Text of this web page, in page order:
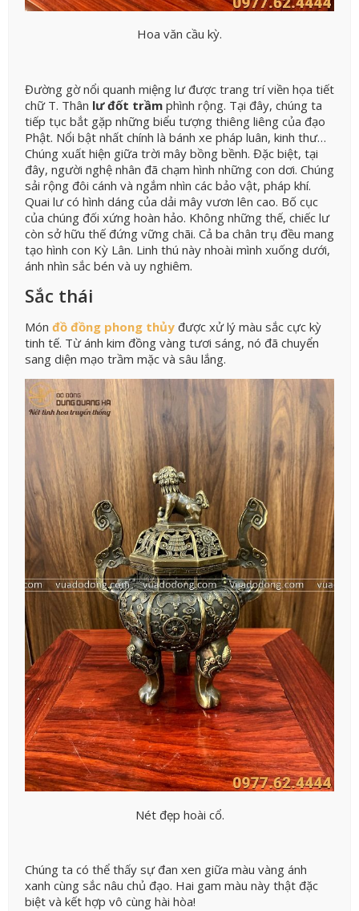
Hoa văn cầu kỳ.
Đường gờ nổi quanh miệng lư được trang trí viền họa tiết
chữ T. Thân lư đốt trầm phình rộng. Tại đây, chúng ta
tiếp tục bắt gặp những biểu tượng thiêng liêng của đạo
Phật. Nổi bật nhất chính là bánh xe pháp luân, kinh thư…
Chúng xuất hiện giữa trời mây bồng bềnh. Đặc biệt, tại
đây, người nghệ nhân đã chạm hình những con dơi. Chúng
sải rộng đôi cánh và ngắm nhìn các bảo vật, pháp khí.
Quai lư có hình dáng của dải mây vươn lên cao. Bố cục
của chúng đối xứng hoàn hảo. Không những thế, chiếc lư
còn sở hữu thế đứng vững chãi. Cả ba chân trụ đều mang
tạo hình con Kỳ Lân. Linh thú này nhoài mình xuống dưới,
ánh nhìn sắc bén và uy nghiêm.
Sắc thái
Món đồ đồng phong thủy được xử lý màu sắc cực kỳ
tinh tế. Từ ánh kim đồng vàng tươi sáng, nó đã chuyển
sang diện mạo trầm mặc và sâu lắng.
Nét đẹp hoài cổ.
Chúng ta có thể thấy sự đan xen giữa màu vàng ánh
xanh cùng sắc nâu chủ đạo. Hai gam màu này thật đặc
biệt và kết hợp vô cùng hài hòa!